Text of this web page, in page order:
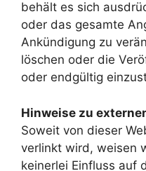
behält es sich
oder das gesamte
Ankündigung zu
löschen oder die
oder endgültig
Hinweise zu
Soweit von dieser
verlinkt wird, weisen
keinerlei Einfluss auf